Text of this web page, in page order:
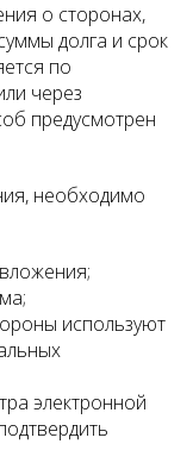
о сторонах,
долга и срок
по
через
предусмотрен
необходимо
используют
электронной